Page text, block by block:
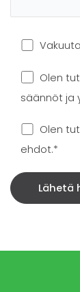
Olen
säännöt ja
Olen
ehdot.*